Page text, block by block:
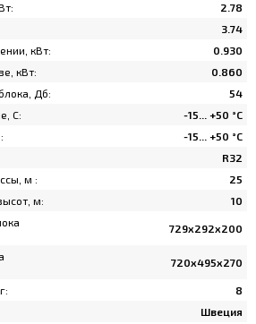
2.78
3.74
кВт:
0.930
кВт:
0.860
Дб:
54
C:
-15... +50 °С
-15... +50 °С
R32
м :
25
м:
10
729х292х200
720х495х270
8
Швеция